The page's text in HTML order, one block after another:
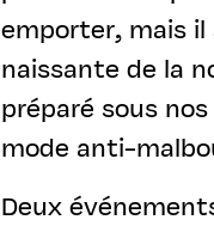
emporter, mais
naissante de la
préparé sous
mode anti-
Deux